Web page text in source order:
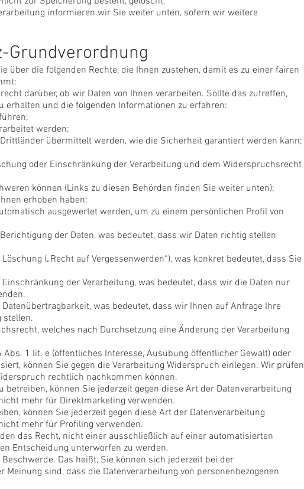
informieren wir Sie weiter unten, sofern wir weitere
Grundverordnung
über die folgenden Rechte, die Ihnen zustehen, damit es zu einer fairen
darüber, ob wir Daten von Ihnen verarbeiten. Sollte das zutreffen,
erhalten und die folgenden Informationen zu erfahren:
werden;
übermittelt werden, wie die Sicherheit garantiert werden kann;
oder Einschränkung der Verarbeitung und dem Widerspruchsrecht
können (Links zu diesen Behörden finden Sie weiter unten);
erhoben haben;
ausgewertet werden, um zu einem persönlichen Profil von
der Daten, was bedeutet, dass wir Daten richtig stellen
(„Recht auf Vergessenwerden“), was konkret bedeutet, dass Sie
der Verarbeitung, was bedeutet, dass wir die Daten nur
was bedeutet, dass wir Ihnen auf Anfrage Ihre
stellen.
welches nach Durchsetzung eine Änderung der Verarbeitung
1 lit. e (öffentliches Interesse, Ausübung öffentlicher Gewalt) oder
können Sie gegen die Verarbeitung Widerspruch einlegen. Wir prüfen
rechtlich nachkommen können.
können Sie jederzeit gegen diese Art der Datenverarbeitung
mehr für Direktmarketing verwenden.
können Sie jederzeit gegen diese Art der Datenverarbeitung
mehr für Profiling verwenden.
das Recht, nicht einer ausschließlich auf einer automatisierten
Entscheidung unterworfen zu werden.
Das heißt, Sie können sich jederzeit bei der
sind, dass die Datenverarbeitung von personenbezogenen